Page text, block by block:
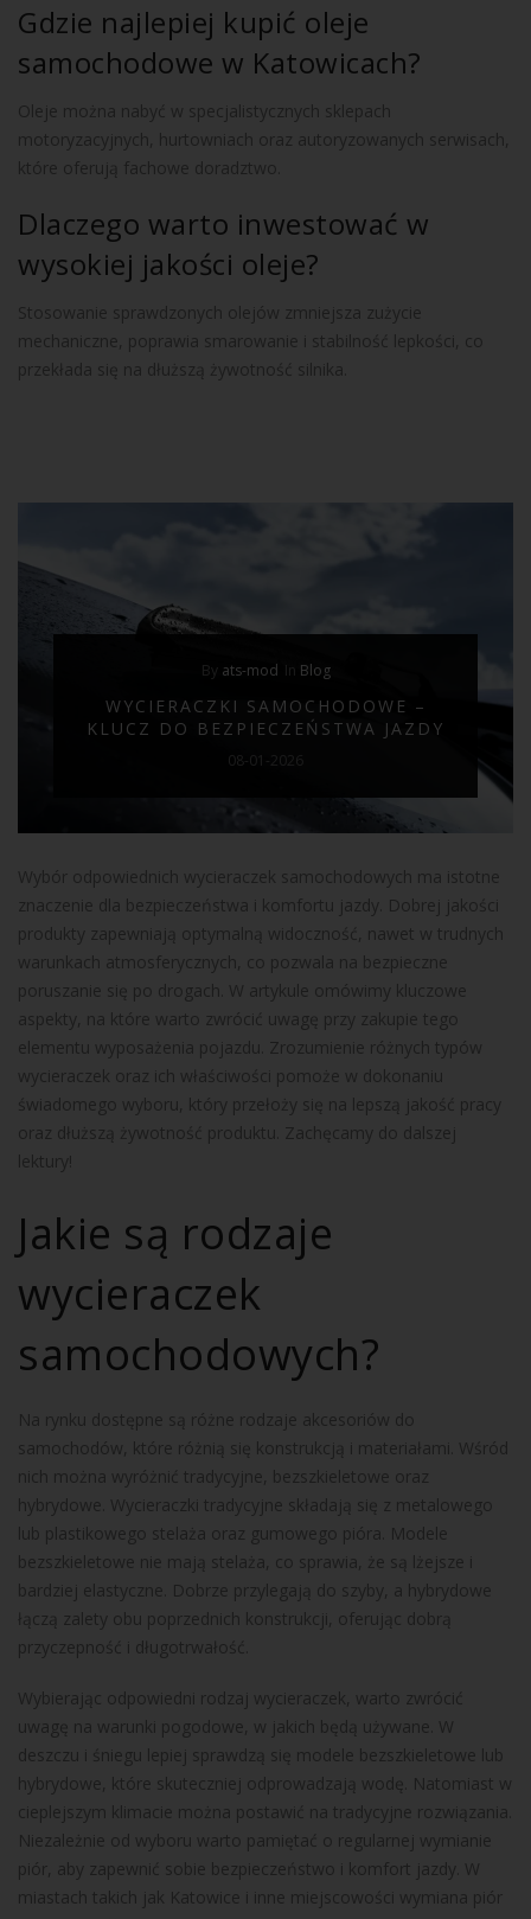
Gdzie najlepiej kupić oleje
samochodowe w Katowicach?
Oleje można nabyć w specjalistycznych sklepach
motoryzacyjnych, hurtowniach oraz autoryzowanych serwisach,
które oferują fachowe doradztwo.
Dlaczego warto inwestować w
wysokiej jakości oleje?
Stosowanie sprawdzonych olejów zmniejsza zużycie
mechaniczne, poprawia smarowanie i stabilność lepkości, co
przekłada się na dłuższą żywotność silnika.
By ats-mod In Blog
WYCIERACZKI SAMOCHODOWE –
KLUCZ DO BEZPIECZEŃSTWA JAZDY
08-01-2026
Wybór odpowiednich wycieraczek samochodowych ma istotne
znaczenie dla bezpieczeństwa i komfortu jazdy. Dobrej jakości
produkty zapewniają optymalną widoczność, nawet w trudnych
warunkach atmosferycznych, co pozwala na bezpieczne
poruszanie się po drogach. W artykule omówimy kluczowe
aspekty, na które warto zwrócić uwagę przy zakupie tego
elementu wyposażenia pojazdu. Zrozumienie różnych typów
wycieraczek oraz ich właściwości pomoże w dokonaniu
świadomego wyboru, który przełoży się na lepszą jakość pracy
oraz dłuższą żywotność produktu. Zachęcamy do dalszej
lektury!
Jakie są rodzaje
wycieraczek
samochodowych?
Na rynku dostępne są różne rodzaje akcesoriów do
samochodów, które różnią się konstrukcją i materiałami. Wśród
nich można wyróżnić tradycyjne, bezszkieletowe oraz
hybrydowe. Wycieraczki tradycyjne składają się z metalowego
lub plastikowego stelaża oraz gumowego pióra. Modele
bezszkieletowe nie mają stelaża, co sprawia, że są lżejsze i
bardziej elastyczne. Dobrze przylegają do szyby, a hybrydowe
łączą zalety obu poprzednich konstrukcji, oferując dobrą
przyczepność i długotrwałość.
Wybierając odpowiedni rodzaj wycieraczek, warto zwrócić
uwagę na warunki pogodowe, w jakich będą używane. W
deszczu i śniegu lepiej sprawdzą się modele bezszkieletowe lub
hybrydowe, które skuteczniej odprowadzają wodę. Natomiast w
cieplejszym klimacie można postawić na tradycyjne rozwiązania.
Niezależnie od wyboru warto pamiętać o regularnej wymianie
piór, aby zapewnić sobie bezpieczeństwo i komfort jazdy. W
miastach takich jak Katowice i inne miejscowości wymiana piór